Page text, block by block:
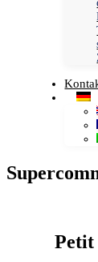
Petit